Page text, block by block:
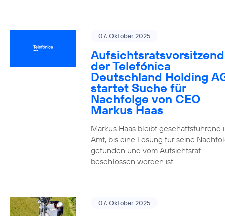
07. Oktober 2025
der Telefónica
Deutschland Holding
startet Suche für
Nachfolge von CEO
Markus Haas
Markus Haas bleibt geschäftsführend
Amt, bis eine Lösung für seine
gefunden und vom Aufsichtsrat
beschlossen worden ist.
07. Oktober 2025